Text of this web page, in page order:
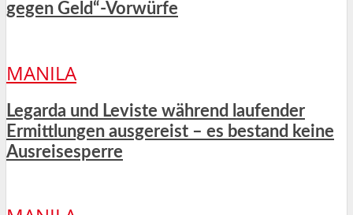
gegen Geld“-Vorwürfe
MANILA
Legarda und Leviste während laufender
Ermittlungen ausgereist – es bestand keine
Ausreisesperre